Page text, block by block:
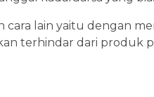
cara lain yaitu dengan
terhindar dari produk